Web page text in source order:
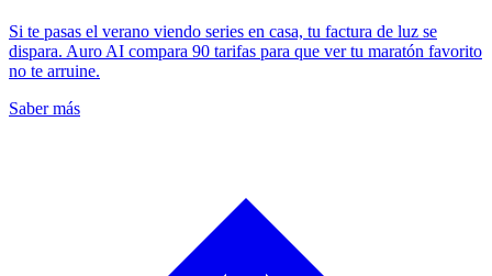
Si te pasas el verano viendo series en casa, tu factura de luz se
dispara. Auro AI compara 90 tarifas para que ver tu maratón favorito
no te arruine.
Saber más